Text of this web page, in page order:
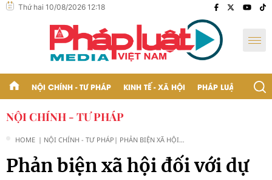
Thứ hai 10/08/2026 12:18
NỘI CHÍNH - TƯ PHÁP KINH TẾ - XÃ HỘI PHÁP LUẬT - BẠN
NỘI CHÍNH - TƯ PHÁP
HOME | NỘI CHÍNH - TƯ PHÁP | PHẢN BIỆN XÃ HỘI
PHỔ BIẾN, GIÁO DỤC
PHÁP LUẬT (SỬA ĐỔI)
Phản biện xã hội đối với dự